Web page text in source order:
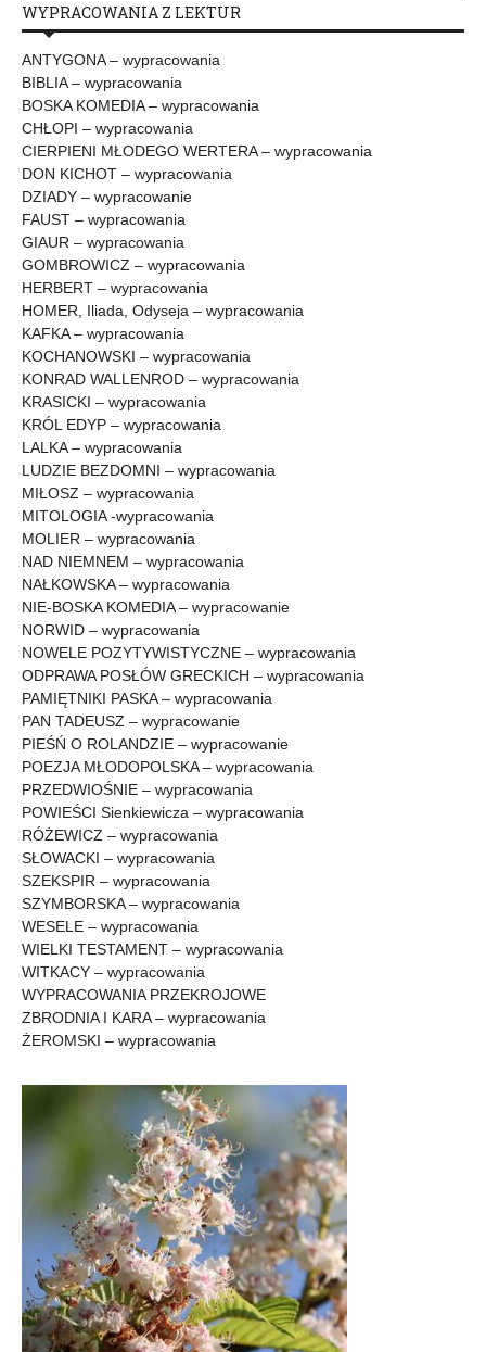
WYPRACOWANIA Z LEKTUR
ANTYGONA – wypracowania
BIBLIA – wypracowania
BOSKA KOMEDIA – wypracowania
CHŁOPI – wypracowania
CIERPIENI MŁODEGO WERTERA – wypracowania
DON KICHOT – wypracowania
DZIADY – wypracowanie
FAUST – wypracowania
GIAUR – wypracowania
GOMBROWICZ – wypracowania
HERBERT – wypracowania
HOMER, Iliada, Odyseja – wypracowania
KAFKA – wypracowania
KOCHANOWSKI – wypracowania
KONRAD WALLENROD – wypracowania
KRASICKI – wypracowania
KRÓL EDYP – wypracowania
LALKA – wypracowania
LUDZIE BEZDOMNI – wypracowania
MIŁOSZ – wypracowania
MITOLOGIA -wypracowania
MOLIER – wypracowania
NAD NIEMNEM – wypracowania
NAŁKOWSKA – wypracowania
NIE-BOSKA KOMEDIA – wypracowanie
NORWID – wypracowania
NOWELE POZYTYWISTYCZNE – wypracowania
ODPRAWA POSŁÓW GRECKICH – wypracowania
PAMIĘTNIKI PASKA – wypracowania
PAN TADEUSZ – wypracowanie
PIEŚŃ O ROLANDZIE – wypracowanie
POEZJA MŁODOPOLSKA – wypracowania
PRZEDWIOŚNIE – wypracowania
POWIEŚCI Sienkiewicza – wypracowania
RÓŻEWICZ – wypracowania
SŁOWACKI – wypracowania
SZEKSPIR – wypracowania
SZYMBORSKA – wypracowania
WESELE – wypracowania
WIELKI TESTAMENT – wypracowania
WITKACY – wypracowania
WYPRACOWANIA PRZEKROJOWE
ZBRODNIA I KARA – wypracowania
ŻEROMSKI – wypracowania